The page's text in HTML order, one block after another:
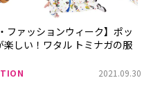
ファッションウィーク】ポッ
楽しい！ワタル トミナガの服
2021.09.30